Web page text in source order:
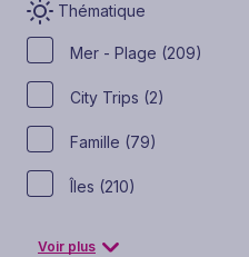
Thématique
Mer - Plage (209)
City Trips (2)
Famille (79)
Îles (210)
Voir plus